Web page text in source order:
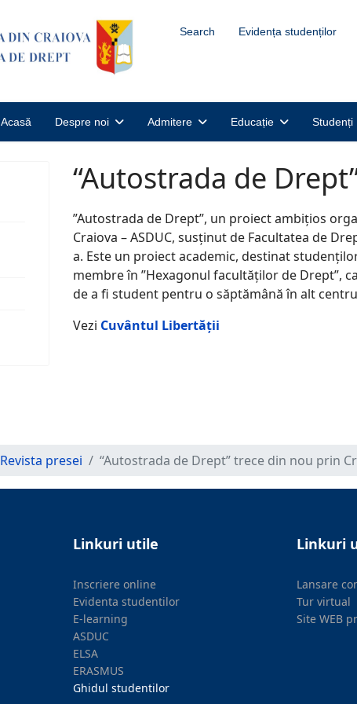
Search Evidența studenților
Acasă Despre noi Admitere Educație Studenți
“Autostrada de
”Autostrada de Drept”, un proiect ambițios
Craiova – ASDUC, susținut de Facultatea de
a. Este un proiect academic, destinat
membre în ”Hexagonul facultăților de Drept”,
de a fi student pentru o săptămână în alt
Vezi Cuvântul Libertății
Revista presei “Autostrada de Drept” trece din nou prin
Linkuri utile
Inscriere online
Evidenta studentilor
E-learning
ASDUC
ELSA
ERASMUS
Ghidul studentilor
Linkuri
Lansare
Tur virtual
Site WEB